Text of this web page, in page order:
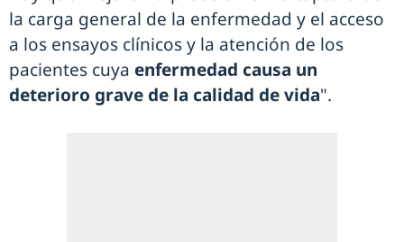
la carga general de la enfermedad y el acceso
a los ensayos clínicos y la atención de los
pacientes cuya enfermedad causa un
deterioro grave de la calidad de vida".